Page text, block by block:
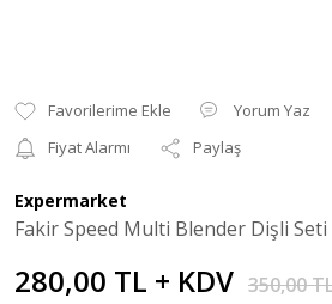
Yorum Yaz
Fiyat Alarmı
Paylaş
Expermarket
Fakir Speed Multi Blender Dişli Seti
280,00 TL + KDV 350,00